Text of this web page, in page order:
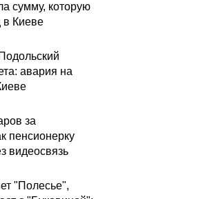
сумму, которую
в Киеве
авария на
за
пенсионерку
видеосвязь
"Полесье",